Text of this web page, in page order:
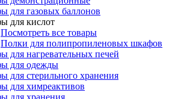
для газовых баллонов
для кислот
Посмотреть все товары
Полки для полипропиленовых шкафов
для нагревательных печей
для одежды
для стерильного хранения
для химреактивов
для хранения